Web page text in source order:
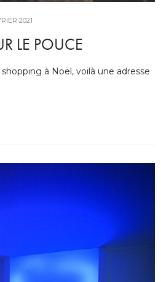
2021
LE POUCE
à Noël, voilà une adresse